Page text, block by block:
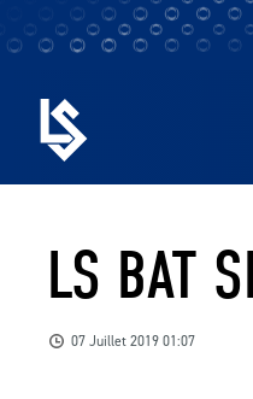
LS BAT
07 Juillet 2019 01:07